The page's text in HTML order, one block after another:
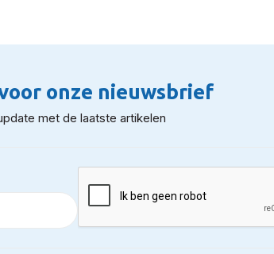
onze nieuwsbrief
met de laatste artikelen